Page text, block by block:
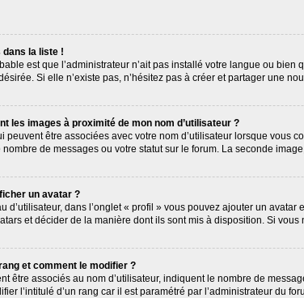
dans la liste !
est que l’administrateur n’ait pas installé votre langue ou
Si elle n’existe pas, n’hésitez pas à créer et partager une
les images à proximité de mon nom d’utilisateur ?
peuvent être associées avec votre nom d’utilisateur lorsque vous
de messages ou votre statut sur le forum. La seconde
un avatar ?
d’utilisateur, dans l’onglet « profil » vous pouvez ajouter un
et décider de la manière dont ils sont mis à disposition. Si
et comment le modifier ?
être associés au nom d’utilisateur, indiquent le nombre de
l’intitulé d’un rang car il est paramétré par l’administrateur du